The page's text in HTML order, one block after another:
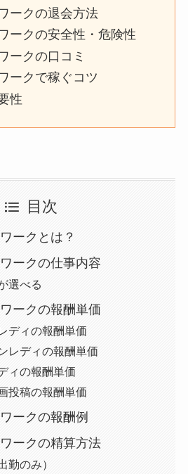
ークの退会方法
ークの安全性・危険性
ークの口コミ
ークで稼ぐコツ
性
目次
ークとは？
ークの仕事内容
選べる
ークの報酬単価
ディの報酬単価
レディの報酬単価
ィの報酬単価
投稿の報酬単価
ークの報酬例
ークの精算方法
勤のみ）